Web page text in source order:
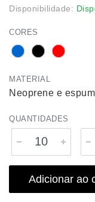
Disponibilidade:
CORES
MATERIAL
Neoprene e
QUANTIDADES
Adicionar ao